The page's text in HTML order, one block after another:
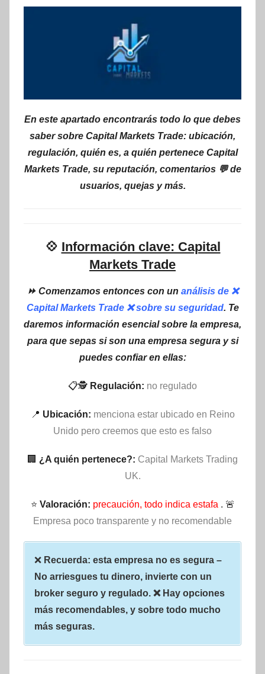
En este apartado encontrarás todo lo que debes
saber sobre Capital Markets Trade: ubicación,
regulación, quién es, a quién pertenece Capital
Markets Trade, su reputación, comentarios 💬 de
usuarios, quejas y más.
💠 Información clave: Capital
Markets Trade
⏩ Comenzamos entonces con un análisis de ❌
Capital Markets Trade ❌ sobre su seguridad. Te
daremos información esencial sobre la empresa,
para que sepas si son una empresa segura y si
puedes confiar en ellas:
📋🕵 Regulación: no regulado
📍 Ubicación: menciona estar ubicado en Reino
Unido pero creemos que esto es falso
🏢 ¿A quién pertenece?: Capital Markets Trading
UK.
⭐ Valoración: precaución, todo indica estafa . 🚨
Empresa poco transparente y no recomendable
❌ Recuerda: esta empresa no es segura –
No arriesgues tu dinero, invierte con un
broker seguro y regulado. ❌ Hay opciones
más recomendables, y sobre todo mucho
más seguras.